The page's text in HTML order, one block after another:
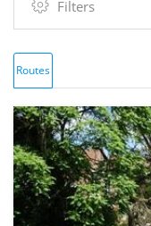
Filters
Routes